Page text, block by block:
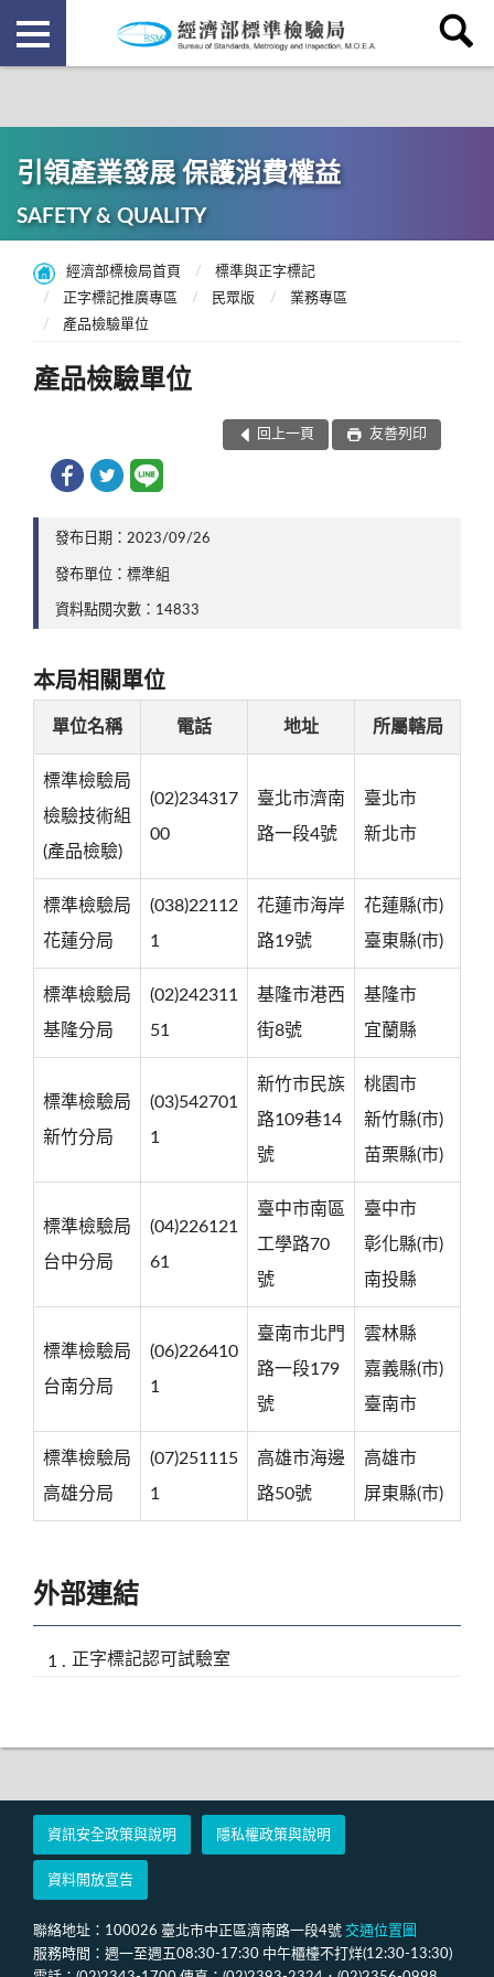
引領產業發展 保護消費權益
SAFETY & QUALITY
經濟部標檢局首頁
標準與正字標記
正字標記推廣專區
民眾版
業務專區
產品檢驗單位
產品檢驗單位
回上一頁 友善列印
發布日期：2023/09/26
發布單位：標準組
資料點閱次數：14833
本局相關單位
單位名稱 電話 地址 所屬轄局
標準檢驗局
檢驗技術組
(產品檢驗)
(02)234317
00
臺北市濟南
路一段4號
臺北市
新北市
標準檢驗局
花蓮分局
(038)22112
1
花蓮市海岸
路19號
花蓮縣(市)
臺東縣(市)
標準檢驗局
基隆分局
(02)242311
51
基隆市港西
街8號
基隆市
宜蘭縣
標準檢驗局
新竹分局
(03)542701
1
新竹市民族
路109巷14
號
桃園市
新竹縣(市)
苗栗縣(市)
標準檢驗局
台中分局
(04)226121
61
臺中市南區
工學路70
號
臺中市
彰化縣(市)
南投縣
標準檢驗局
台南分局
(06)226410
1
臺南市北門
路一段179
號
雲林縣
嘉義縣(市)
臺南市
標準檢驗局
高雄分局
(07)251115
1
高雄市海邊
路50號
高雄市
屏東縣(市)
外部連結
正字標記認可試驗室
資訊安全政策與說明 隱私權政策與說明
資料開放宣告
聯絡地址：100026 臺北市中正區濟南路一段4號 交通位置圖
服務時間：週一至週五08:30-17:30 中午櫃檯不打烊(12:30-13:30)